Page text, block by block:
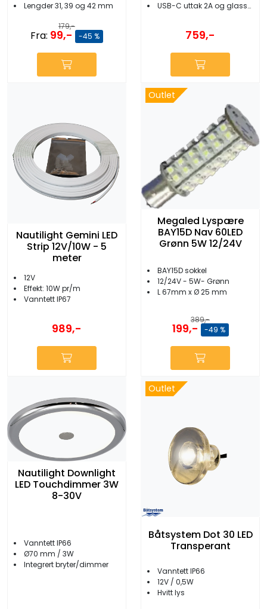
Lengder 31, 39 og 42 mm
179,-
Fra: 99,- -45 %
USB-C uttak 2A og glasskjerm
759,-
Nautilight Gemini LED
Strip 12V/10W - 5
meter
12V
Effekt: 10W pr/m
Vanntett IP67
989,-
Outlet
Megaled Lyspære
BAY15D Nav 60LED
Grønn 5W 12/24V
BAY15D sokkel
12/24V - 5W- Grønn
L 67mm x Ø 25 mm
389,-
199,- -49 %
Nautilight Downlight
LED Touchdimmer 3W
8-30V
Vanntett IP66
Ø70 mm / 3W
Integrert bryter/dimmer
Outlet
Båtsystem Dot 30 LED
Transperant
Vanntett IP66
12V / 0,5W
Hvitt lys